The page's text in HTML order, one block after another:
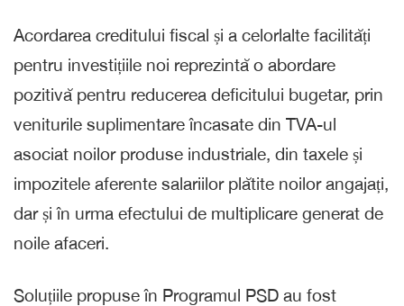
Acordarea creditului fiscal și a celorlalte facilități
pentru investițiile noi reprezintă o abordare
pozitivă pentru reducerea deficitului bugetar, prin
veniturile suplimentare încasate din TVA-ul
asociat noilor produse industriale, din taxele și
impozitele aferente salariilor plătite noilor angajați,
dar și în urma efectului de multiplicare generat de
noile afaceri.
Soluțiile propuse în Programul PSD au fost